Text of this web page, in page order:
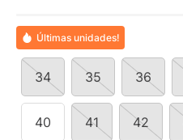
Últimas unidades!
34 35 36
40 41 42
10º VEJA COUNTRY